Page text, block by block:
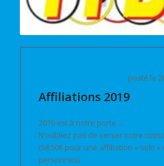
posté le
Affiliations 2019
2019 est à notre porte …
N’oubliez pas de verser votre
(58.50€ pour une affiliation « solo »
personnes).